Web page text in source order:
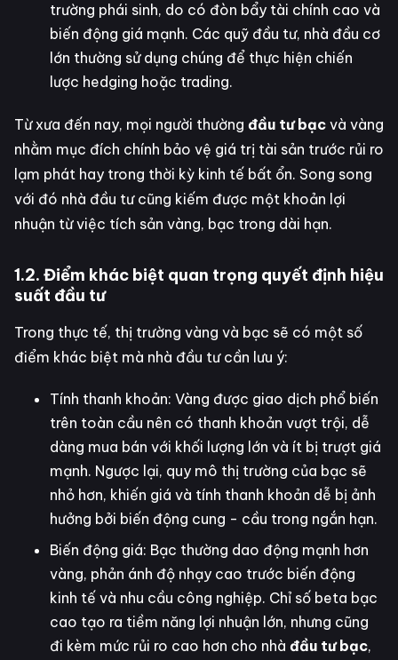
trường phái sinh, do có đòn bẩy tài chính cao và
biến động giá mạnh. Các quỹ đầu tư, nhà đầu cơ
lớn thường sử dụng chúng để thực hiện chiến
lược hedging hoặc trading.
Từ xưa đến nay, mọi người thường đầu tư bạc và vàng
nhằm mục đích chính bảo vệ giá trị tài sản trước rủi ro
lạm phát hay trong thời kỳ kinh tế bất ổn. Song song
với đó nhà đầu tư cũng kiếm được một khoản lợi
nhuận từ việc tích sản vàng, bạc trong dài hạn.
1.2. Điểm khác biệt quan trọng quyết định hiệu
suất đầu tư
Trong thực tế, thị trường vàng và bạc sẽ có một số
điểm khác biệt mà nhà đầu tư cần lưu ý:
Tính thanh khoản: Vàng được giao dịch phổ biến
trên toàn cầu nên có thanh khoản vượt trội, dễ
dàng mua bán với khối lượng lớn và ít bị trượt giá
mạnh. Ngược lại, quy mô thị trường của bạc sẽ
nhỏ hơn, khiến giá và tính thanh khoản dễ bị ảnh
hưởng bởi biến động cung - cầu trong ngắn hạn.
Biến động giá: Bạc thường dao động mạnh hơn
vàng, phản ánh độ nhạy cao trước biến động
kinh tế và nhu cầu công nghiệp. Chỉ số beta bạc
cao tạo ra tiềm năng lợi nhuận lớn, nhưng cũng
đi kèm mức rủi ro cao hơn cho nhà đầu tư bạc,